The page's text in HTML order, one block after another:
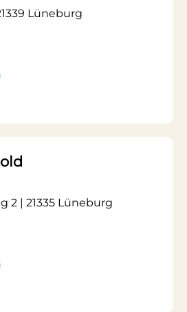
Lüneburg
2 | 21335 Lüneburg